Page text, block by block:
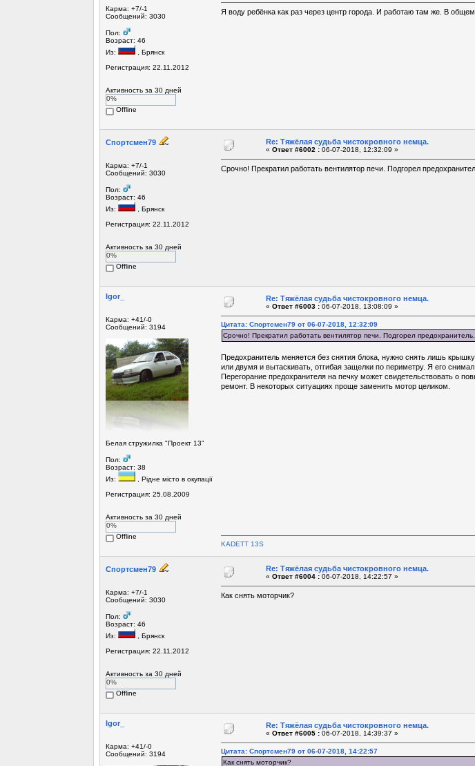
Карма: +7/-1
Сообщений: 3030
Пол:
Возраст: 46
Из:
, Брянск
Регистрация: 22.11.2012
Активность за 30 дней
0%
Offline
Я воду ребёнка как раз через центр города. И работаю там же. В
Спортсмен79
Карма: +7/-1
Сообщений: 3030
Пол:
Возраст: 46
Из:
, Брянск
Регистрация: 22.11.2012
Активность за 30 дней
0%
Offline
Re: Тяжёлая судьба чистокровного немца.
« Ответ #6002 :06-07-2018, 12:32:09 »
Срочно! Прекратил работать вентилятор печи. Подгорел
Igor_
Карма: +41/-0
Сообщений: 3194
Белая стружилка "Проект 13"
Пол:
Возраст: 38
Из:
, Рiдне мicто в окупацiї
Регистрация: 25.08.2009
Активность за 30 дней
0%
Offline
Re: Тяжёлая судьба чистокровного немца.
« Ответ #6003 :06-07-2018, 13:08:09 »
Цитата: Спортсмен79 от 06-07-2018, 12:32:09
Срочно! Прекратил работать вентилятор печи. Подгорел
Предохранитель меняется без снятия блока, нужно снять лишь
или двумя и вытаскивать, отгибая защелки по периметру. Я его снимал
Перегорание предохранителя на печку может свидетельствовать о
ремонт. В некоторых ситуациях проще заменить мотор целиком.
KADETT 13S
Спортсмен79
Карма: +7/-1
Сообщений: 3030
Пол:
Возраст: 46
Из:
, Брянск
Регистрация: 22.11.2012
Активность за 30 дней
0%
Offline
Re: Тяжёлая судьба чистокровного немца.
« Ответ #6004 :06-07-2018, 14:22:57 »
Как снять моторчик?
Igor_
Карма: +41/-0
Сообщений: 3194
Re: Тяжёлая судьба чистокровного немца.
« Ответ #6005 :06-07-2018, 14:39:37 »
Цитата: Спортсмен79 от 06-07-2018, 14:22:57
Как снять моторчик?